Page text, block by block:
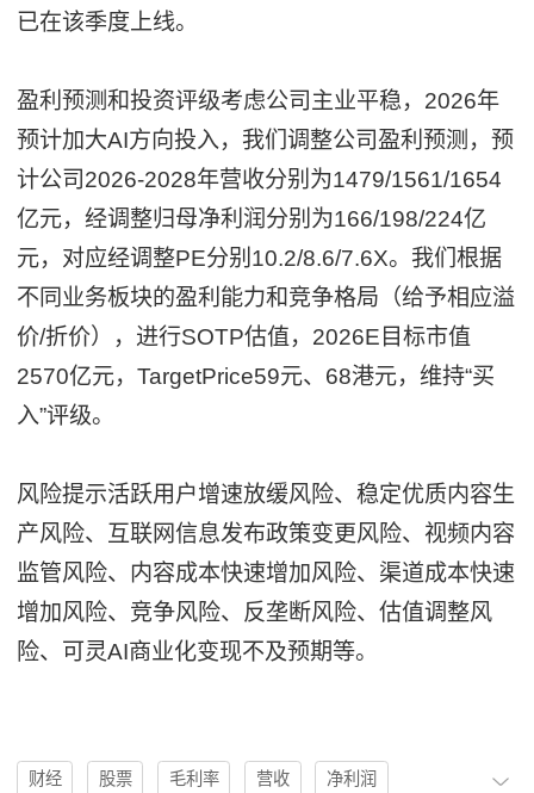
已在该季度上线。
盈利预测和投资评级考虑公司主业平稳，2026年
预计加大AI方向投入，我们调整公司盈利预测，预
计公司2026-2028年营收分别为1479/1561/1654
亿元，经调整归母净利润分别为166/198/224亿
元，对应经调整PE分别10.2/8.6/7.6X。我们根据
不同业务板块的盈利能力和竞争格局（给予相应溢
价/折价），进行SOTP估值，2026E目标市值
2570亿元，TargetPrice59元、68港元，维持“买
入”评级。
风险提示活跃用户增速放缓风险、稳定优质内容生
产风险、互联网信息发布政策变更风险、视频内容
监管风险、内容成本快速增加风险、渠道成本快速
增加风险、竞争风险、反垄断风险、估值调整风
险、可灵AI商业化变现不及预期等。
财经 股票 毛利率 营收 净利润